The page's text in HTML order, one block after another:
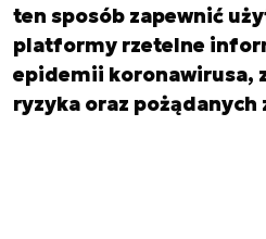
ten sposób zapewnić
platformy rzetelne
epidemii koronawirusa,
ryzyka oraz pożądanych